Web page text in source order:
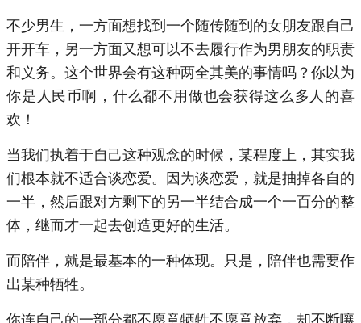
不少男生，一方面想找到一个随传随到的女朋友跟自己
开开车，另一方面又想可以不去履行作为男朋友的职责
和义务。这个世界会有这种两全其美的事情吗？你以为
你是人民币啊，什么都不用做也会获得这么多人的喜
欢！
当我们执着于自己这种观念的时候，某程度上，其实我
们根本就不适合谈恋爱。因为谈恋爱，就是抽掉各自的
一半，然后跟对方剩下的另一半结合成一个一百分的整
体，继而才一起去创造更好的生活。
而陪伴，就是最基本的一种体现。只是，陪伴也需要作
出某种牺牲。
你连自己的一部分都不愿意牺牲不愿意放弃，却不断嚷